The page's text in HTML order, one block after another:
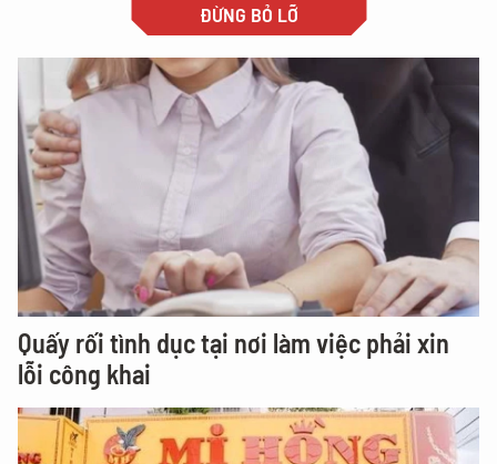
ĐỪNG BỎ LỠ
Quấy rối tình dục tại nơi làm việc phải xin
lỗi công khai